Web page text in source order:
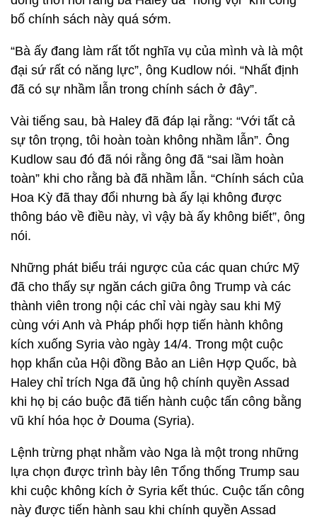
bố chính sách này quá sớm.
“Bà ấy đang làm rất tốt nghĩa vụ của mình và là một
đại sứ rất có năng lực”, ông Kudlow nói. “Nhất định
đã có sự nhầm lẫn trong chính sách ở đây”.
Vài tiếng sau, bà Haley đã đáp lại rằng: “Với tất cả
sự tôn trọng, tôi hoàn toàn không nhầm lẫn”. Ông
Kudlow sau đó đã nói rằng ông đã “sai lầm hoàn
toàn” khi cho rằng bà đã nhầm lẫn. “Chính sách của
Hoa Kỳ đã thay đổi nhưng bà ấy lại không được
thông báo về điều này, vì vậy bà ấy không biết”, ông
nói.
Những phát biểu trái ngược của các quan chức Mỹ
đã cho thấy sự ngăn cách giữa ông Trump và các
thành viên trong nội các chỉ vài ngày sau khi Mỹ
cùng với Anh và Pháp phối hợp tiến hành không
kích xuống Syria vào ngày 14/4. Trong một cuộc
họp khẩn của Hội đồng Bảo an Liên Hợp Quốc, bà
Haley chỉ trích Nga đã ủng hộ chính quyền Assad
khi họ bị cáo buộc đã tiến hành cuộc tấn công bằng
vũ khí hóa học ở Douma (Syria).
Lệnh trừng phạt nhằm vào Nga là một trong những
lựa chọn được trình bày lên Tổng thống Trump sau
khi cuộc không kích ở Syria kết thúc. Cuộc tấn công
này được tiến hành sau khi chính quyền Assad